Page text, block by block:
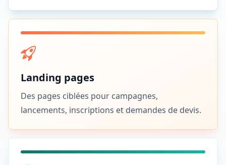
Landing pages
Des pages ciblées pour campagnes,
lancements, inscriptions et demandes de devis.